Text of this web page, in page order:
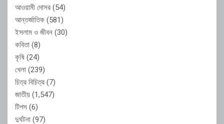
আওয়ামী দোসর (54)
আন্তর্জাতিক (581)
ইসলাম ও জীবন (30)
কবিতা (8)
কৃষি (24)
খেলা (239)
চিত্র বিচিত্র (7)
জাতীয় (1,547)
টিপস (6)
দুর্ঘটনা (97)